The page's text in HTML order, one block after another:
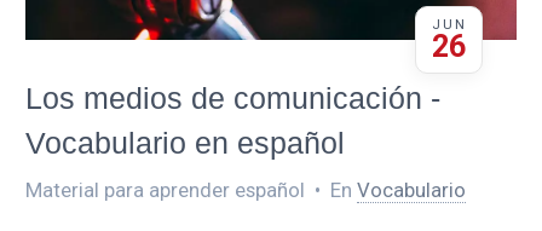
JUN
26
Los medios de comunicación -
Vocabulario en español
Material para aprender español • En Vocabulario